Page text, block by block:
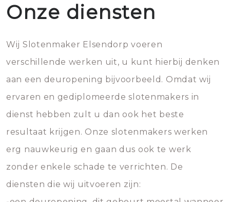
Onze diensten
Wij Slotenmaker Elsendorp voeren
verschillende werken uit, u kunt hierbij denken
aan een deuropening bijvoorbeeld. Omdat wij
ervaren en gediplomeerde slotenmakers in
dienst hebben zult u dan ook het beste
resultaat krijgen. Onze slotenmakers werken
erg nauwkeurig en gaan dus ook te werk
zonder enkele schade te verrichten. De
diensten die wij uitvoeren zijn: